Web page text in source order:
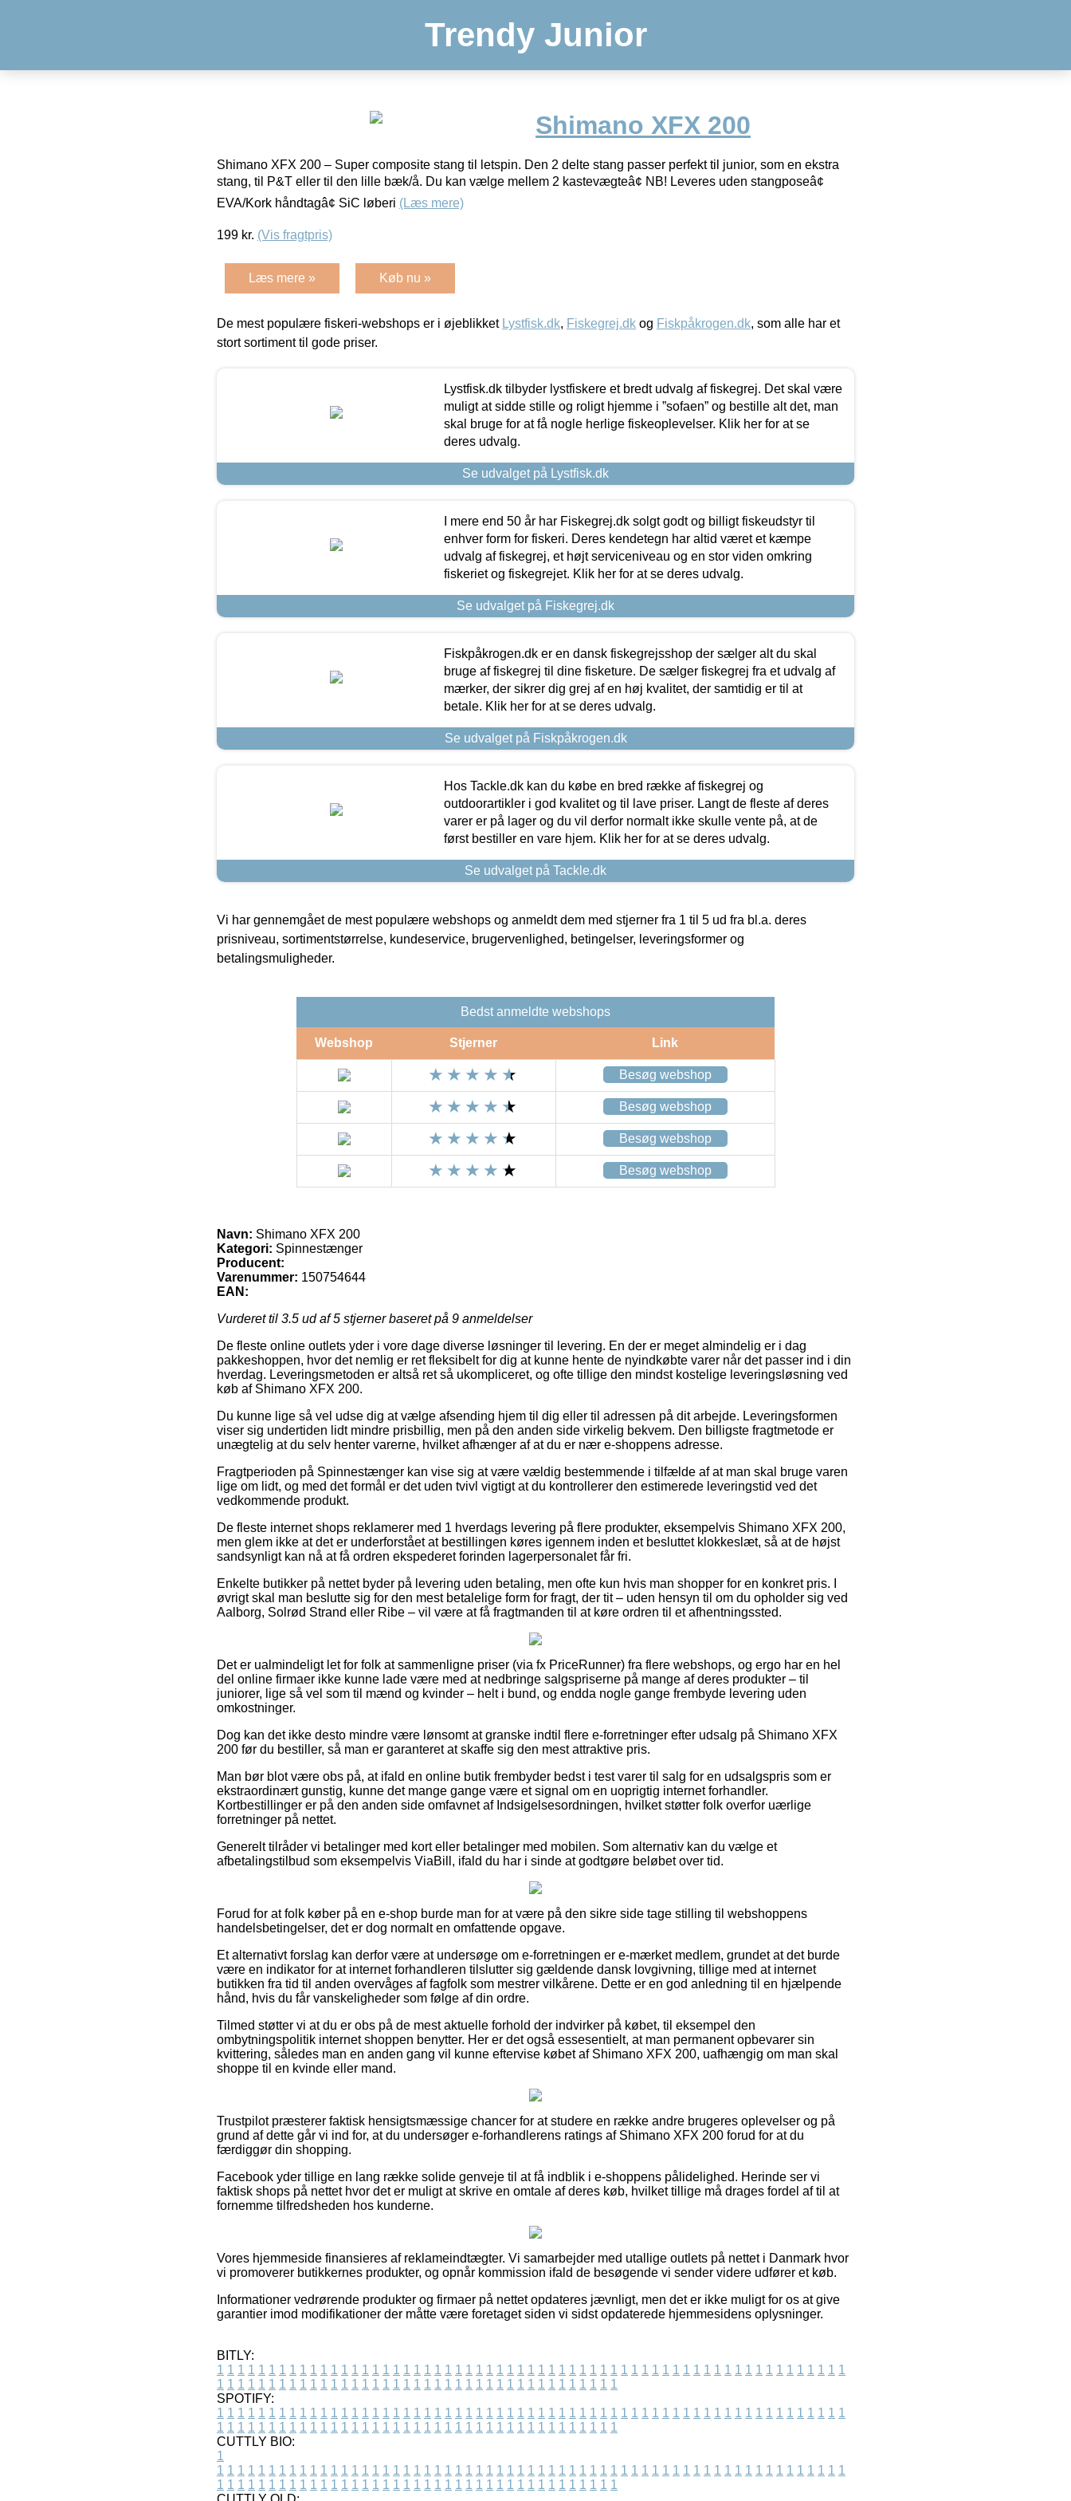
Trendy Junior
Shimano XFX 200
Shimano XFX 200 – Super composite stang til letspin. Den 2 delte stang passer perfekt til junior, som en ekstra
stang, til P&T eller til den lille bæk/å. Du kan vælge mellem 2 kastevægteâ¢ NB! Leveres uden stangposeâ¢
EVA/Kork håndtagâ¢ SiC løberi (Læs mere)
199 kr. (Vis fragtpris)
Læs mere » Køb nu »
De mest populære fiskeri-webshops er i øjeblikket Lystfisk.dk, Fiskegrej.dk og Fiskpåkrogen.dk, som alle har et
stort sortiment til gode priser.
Lystfisk.dk tilbyder lystfiskere et bredt udvalg af fiskegrej. Det skal være
muligt at sidde stille og roligt hjemme i ”sofaen” og bestille alt det, man
skal bruge for at få nogle herlige fiskeoplevelser. Klik her for at se
deres udvalg.
Se udvalget på Lystfisk.dk
I mere end 50 år har Fiskegrej.dk solgt godt og billigt fiskeudstyr til
enhver form for fiskeri. Deres kendetegn har altid været et kæmpe
udvalg af fiskegrej, et højt serviceniveau og en stor viden omkring
fiskeriet og fiskegrejet. Klik her for at se deres udvalg.
Se udvalget på Fiskegrej.dk
Fiskpåkrogen.dk er en dansk fiskegrejsshop der sælger alt du skal
bruge af fiskegrej til dine fisketure. De sælger fiskegrej fra et udvalg af
mærker, der sikrer dig grej af en høj kvalitet, der samtidig er til at
betale. Klik her for at se deres udvalg.
Se udvalget på Fiskpåkrogen.dk
Hos Tackle.dk kan du købe en bred række af fiskegrej og
outdoorartikler i god kvalitet og til lave priser. Langt de fleste af deres
varer er på lager og du vil derfor normalt ikke skulle vente på, at de
først bestiller en vare hjem. Klik her for at se deres udvalg.
Se udvalget på Tackle.dk
Vi har gennemgået de mest populære webshops og anmeldt dem med stjerner fra 1 til 5 ud fra bl.a. deres
prisniveau, sortimentstørrelse, kundeservice, brugervenlighed, betingelser, leveringsformer og
betalingsmuligheder.
Bedst anmeldte webshops
Webshop Stjerner Link
Besøg webshop
Besøg webshop
Besøg webshop
Besøg webshop
Navn: Shimano XFX 200
Kategori: Spinnestænger
Producent:
Varenummer: 150754644
EAN:
Vurderet til 3.5 ud af 5 stjerner baseret på 9 anmeldelser
De fleste online outlets yder i vore dage diverse løsninger til levering. En der er meget almindelig er i dag
pakkeshoppen, hvor det nemlig er ret fleksibelt for dig at kunne hente de nyindkøbte varer når det passer ind i din
hverdag. Leveringsmetoden er altså ret så ukompliceret, og ofte tillige den mindst kostelige leveringsløsning ved
køb af Shimano XFX 200.
Du kunne lige så vel udse dig at vælge afsending hjem til dig eller til adressen på dit arbejde. Leveringsformen
viser sig undertiden lidt mindre prisbillig, men på den anden side virkelig bekvem. Den billigste fragtmetode er
unægtelig at du selv henter varerne, hvilket afhænger af at du er nær e-shoppens adresse.
Fragtperioden på Spinnestænger kan vise sig at være vældig bestemmende i tilfælde af at man skal bruge varen
lige om lidt, og med det formål er det uden tvivl vigtigt at du kontrollerer den estimerede leveringstid ved det
vedkommende produkt.
De fleste internet shops reklamerer med 1 hverdags levering på flere produkter, eksempelvis Shimano XFX 200,
men glem ikke at det er underforstået at bestillingen køres igennem inden et besluttet klokkeslæt, så at de højst
sandsynligt kan nå at få ordren ekspederet forinden lagerpersonalet får fri.
Enkelte butikker på nettet byder på levering uden betaling, men ofte kun hvis man shopper for en konkret pris. I
øvrigt skal man beslutte sig for den mest betalelige form for fragt, der tit – uden hensyn til om du opholder sig ved
Aalborg, Solrød Strand eller Ribe – vil være at få fragtmanden til at køre ordren til et afhentningssted.
Det er ualmindeligt let for folk at sammenligne priser (via fx PriceRunner) fra flere webshops, og ergo har en hel
del online firmaer ikke kunne lade være med at nedbringe salgspriserne på mange af deres produkter – til
juniorer, lige så vel som til mænd og kvinder – helt i bund, og endda nogle gange frembyde levering uden
omkostninger.
Dog kan det ikke desto mindre være lønsomt at granske indtil flere e-forretninger efter udsalg på Shimano XFX
200 før du bestiller, så man er garanteret at skaffe sig den mest attraktive pris.
Man bør blot være obs på, at ifald en online butik frembyder bedst i test varer til salg for en udsalgspris som er
ekstraordinært gunstig, kunne det mange gange være et signal om en uoprigtig internet forhandler.
Kortbestillinger er på den anden side omfavnet af Indsigelsesordningen, hvilket støtter folk overfor uærlige
forretninger på nettet.
Generelt tilråder vi betalinger med kort eller betalinger med mobilen. Som alternativ kan du vælge et
afbetalingstilbud som eksempelvis ViaBill, ifald du har i sinde at godtgøre beløbet over tid.
Forud for at folk køber på en e-shop burde man for at være på den sikre side tage stilling til webshoppens
handelsbetingelser, det er dog normalt en omfattende opgave.
Et alternativt forslag kan derfor være at undersøge om e-forretningen er e-mærket medlem, grundet at det burde
være en indikator for at internet forhandleren tilslutter sig gældende dansk lovgivning, tillige med at internet
butikken fra tid til anden overvåges af fagfolk som mestrer vilkårene. Dette er en god anledning til en hjælpende
hånd, hvis du får vanskeligheder som følge af din ordre.
Tilmed støtter vi at du er obs på de mest aktuelle forhold der indvirker på købet, til eksempel den
ombytningspolitik internet shoppen benytter. Her er det også essesentielt, at man permanent opbevarer sin
kvittering, således man en anden gang vil kunne eftervise købet af Shimano XFX 200, uafhængig om man skal
shoppe til en kvinde eller mand.
Trustpilot præsterer faktisk hensigtsmæssige chancer for at studere en række andre brugeres oplevelser og på
grund af dette går vi ind for, at du undersøger e-forhandlerens ratings af Shimano XFX 200 forud for at du
færdiggør din shopping.
Facebook yder tillige en lang række solide genveje til at få indblik i e-shoppens pålidelighed. Herinde ser vi
faktisk shops på nettet hvor det er muligt at skrive en omtale af deres køb, hvilket tillige må drages fordel af til at
fornemme tilfredsheden hos kunderne.
Vores hjemmeside finansieres af reklameindtægter. Vi samarbejder med utallige outlets på nettet i Danmark hvor
vi promoverer butikkernes produkter, og opnår kommission ifald de besøgende vi sender videre udfører et køb.
Informationer vedrørende produkter og firmaer på nettet opdateres jævnligt, men det er ikke muligt for os at give
garantier imod modifikationer der måtte være foretaget siden vi sidst opdaterede hjemmesidens oplysninger.
BITLY:
1 1 1 1 1 1 1 1 1 1 1 1 1 1 1 1 1 1 1 1 1 1 1 1 1 1 1 1 1 1 1 1 1 1 1 1 1 1 1 1 1 1 1 1 1 1 1 1 1 1 1 1 1 1 1 1 1 1 1 1 1
1 1 1 1 1 1 1 1 1 1 1 1 1 1 1 1 1 1 1 1 1 1 1 1 1 1 1 1 1 1 1 1 1 1 1 1 1 1 1
SPOTIFY:
1 1 1 1 1 1 1 1 1 1 1 1 1 1 1 1 1 1 1 1 1 1 1 1 1 1 1 1 1 1 1 1 1 1 1 1 1 1 1 1 1 1 1 1 1 1 1 1 1 1 1 1 1 1 1 1 1 1 1 1 1
1 1 1 1 1 1 1 1 1 1 1 1 1 1 1 1 1 1 1 1 1 1 1 1 1 1 1 1 1 1 1 1 1 1 1 1 1 1 1
CUTTLY BIO:
1
1 1 1 1 1 1 1 1 1 1 1 1 1 1 1 1 1 1 1 1 1 1 1 1 1 1 1 1 1 1 1 1 1 1 1 1 1 1 1 1 1 1 1 1 1 1 1 1 1 1 1 1 1 1 1 1 1 1 1 1 1
1 1 1 1 1 1 1 1 1 1 1 1 1 1 1 1 1 1 1 1 1 1 1 1 1 1 1 1 1 1 1 1 1 1 1 1 1 1 1